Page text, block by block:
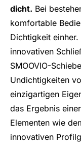
dicht. Bei
komfortable
Dichtigkeit
innovativen
SMOOVIO-
Undichtigkeiten
einzigartigen
das Ergebnis
Elementen wie
innovativen